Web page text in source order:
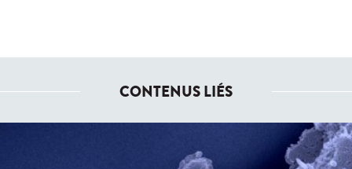
CONTENUS LIÉS